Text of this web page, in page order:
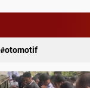
otomotif